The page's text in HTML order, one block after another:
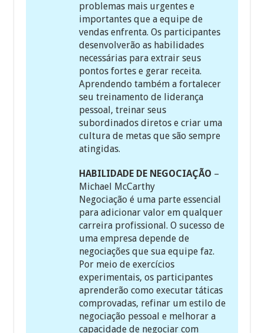
problemas mais urgentes e
importantes que a equipe de
vendas enfrenta. Os participantes
desenvolverão as habilidades
necessárias para extrair seus
pontos fortes e gerar receita.
Aprendendo também a fortalecer
seu treinamento de liderança
pessoal, treinar seus
subordinados diretos e criar uma
cultura de metas que são sempre
atingidas.
HABILIDADE DE NEGOCIAÇÃO –
Michael McCarthy
Negociação é uma parte essencial
para adicionar valor em qualquer
carreira profissional. O sucesso de
uma empresa depende de
negociações que sua equipe faz.
Por meio de exercícios
experimentais, os participantes
aprenderão como executar táticas
comprovadas, refinar um estilo de
negociação pessoal e melhorar a
capacidade de negociar com